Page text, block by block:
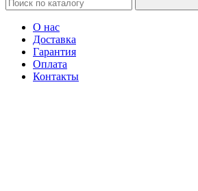
О нас
Доставка
Гарантия
Оплата
Контакты